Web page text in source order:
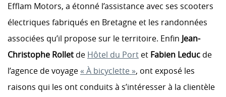
Efflam Motors, a étonné l’assistance avec ses scooters
électriques fabriqués en Bretagne et les randonnées
associées qu’il propose sur le territoire. Enfin Jean-
Christophe Rollet de Hôtel du Port et Fabien Leduc de
l’agence de voyage« À bicyclette », ont exposé les
raisons qui les ont conduits à s’intéresser à la clientèle